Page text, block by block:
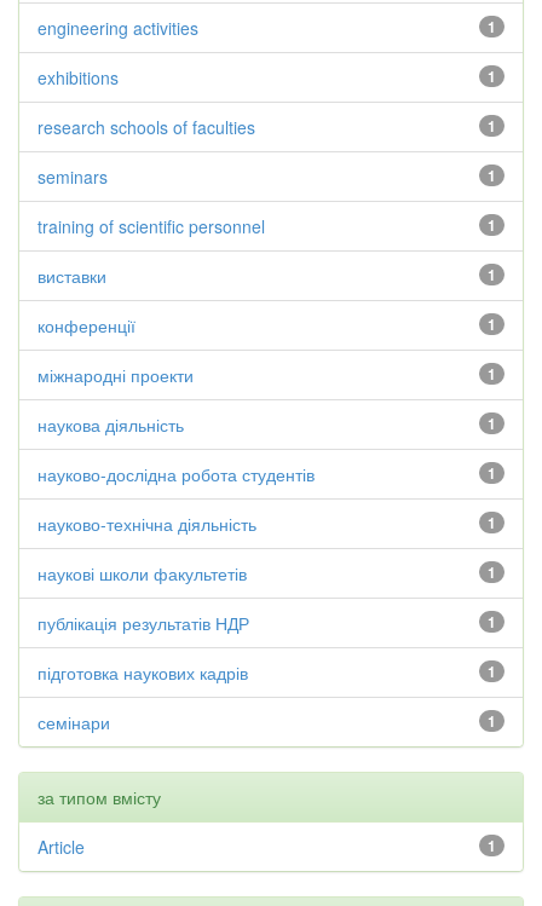
1
engineering activities
1
exhibitions
1
research schools of faculties
1
seminars
1
training of scientific personnel
1
виставки
1
конференції
1
міжнародні проекти
1
наукова діяльність
1
науково-дослідна робота студентів
1
науково-технічна діяльність
1
наукові школи факультетів
1
публікація результатів НДР
1
підготовка наукових кадрів
1
семінари
за типом вмісту
1
Article